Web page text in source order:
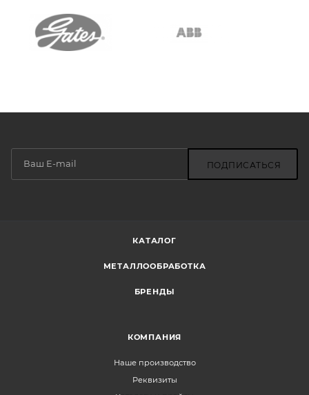
ПОДПИСАТЬСЯ
КАТАЛОГ
МЕТАЛЛООБРАБОТКА
БРЕНДЫ
КОМПАНИЯ
Наше производство
Реквизиты